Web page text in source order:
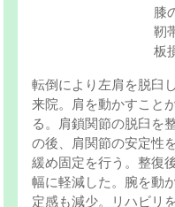
転倒により左肩を脱臼
来院。肩を動かすこと
る。肩鎖関節の脱臼を
の後、肩関節の安定性
緩め固定を行う。整復
幅に軽減した。腕を動
定感も減少。リハビリ